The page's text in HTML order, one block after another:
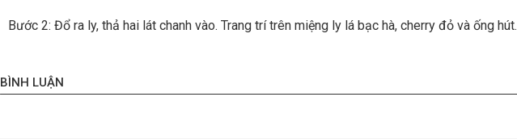
Bước 2: Đổ ra ly, thả hai lát chanh vào. Trang trí trên miệng ly lá bạc hà, cherry đỏ và ống hút.
BÌNH LUẬN